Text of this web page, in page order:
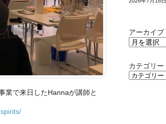
業で来日したHannaが講師と
アーカイブ
カテゴリー